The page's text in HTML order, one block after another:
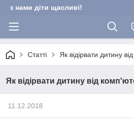
з нами діти щасливі!
Статті Як відірвати дитину
Як відірвати дитину від
11.12.2018